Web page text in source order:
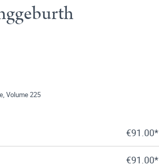
Volume 225
€91.00*
€91.00*